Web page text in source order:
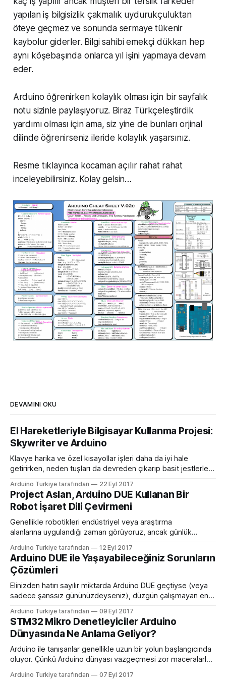
yapılan iş bilgisizlik çakmalık uydurukçuluktan
öteye geçmez ve sonunda sermaye tükenir
kaybolur giderler. Bilgi sahibi emekçi dükkan hep
aynı köşebaşında onlarca yıl işini yapmaya devam
eder.
Arduino öğrenirken kolaylık olması için bir sayfalık
notu sizinle paylaşıyoruz. Biraz Türkçeleştirdik
yardımı olması için ama, siz yine de bunları orjinal
dilinde öğrenirseniz ileride kolaylık yaşarsınız.
Resme tıklayınca kocaman açılır rahat rahat
inceleyebilirsiniz. Kolay gelsin…
DEVAMINI OKU
El Hareketleriyle Bilgisayar Kullanma Projesi:
Skywriter ve Arduino
Klavye harika ve özel kısayollar işleri daha da iyi hale
getirirken, neden tuşları da devreden çıkarıp basit jestlerle
dizüstü bilgisayarda klavye taklit etmek için Arduino
Leonardo’nun yanında parmak hareketlerini almak için bir
Skywriter cihazı kullanarak eşsiz bir arayüz oluşturarak bunu
yaptı. Skywriter
Arduino Turkiye tarafından 22 Eyl 2017
Project Aslan, Arduino DUE Kullanan Bir
Robot İşaret Dili Çevirmeni
Genellikle robotikleri endüstriyel veya araştırma
alanlarına uygulandığı zaman görüyoruz, ancak günlük
görme engelli insanlar için kişisel rehber görevi gören
mutfak botu, engellilerin yemek yapmasına yardımcı olabilir.
Veya – ve bu gerçek – işaret dili çevirmeni işlevi gören robot
kolu. Sınıflarda, mahkemelerde ve evde, bu
Arduino Turkiye tarafından 12 Eyl 2017
Arduino DUE ile Yaşayabileceğiniz Sorunların
Çözümleri
Elinizden hatırı sayılır miktarda Arduino DUE geçtiyse (veya
sadece şanssız gününüzdeyseniz), düzgün çalışmayan en
her zaman cihazı çöpe atmanız gerekmeyebilir. Birçok
Arduino DUE sorununu çözmek için çeşitli yöntemler var.
Diyelim ki Arduino DUE ile çalışmaya başlayacaksınız. Bunun
için Arduino’yu açtınız
Arduino Turkiye tarafından 09 Eyl 2017
STM32 Mikro Denetleyiciler Arduino
Dünyasında Ne Anlama Geliyor?
Arduino ile tanışanlar genellikle uzun bir yolun başlangıcında
oluyor. Çünkü Arduino dünyası vazgeçmesi zor maceralarla
nedenle Arduino dünyasıyla sizi buluşturmak için biz de
Arduino Turkiye tarafından 07 Eyl 2017